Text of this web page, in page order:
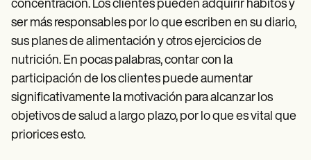
concentración. Los clientes pueden adquirir hábitos y
ser más responsables por lo que escriben en su diario,
sus planes de alimentación y otros ejercicios de
nutrición. En pocas palabras, contar con la
participación de los clientes puede aumentar
significativamente la motivación para alcanzar los
objetivos de salud a largo plazo, por lo que es vital que
priorices esto.